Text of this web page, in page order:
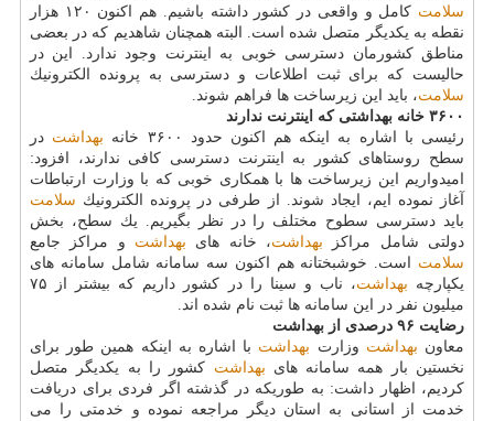
سلامت
كامل و واقعی در كشور داشته باشیم. هم اكنون ۱۲۰ هزار
نقطه به یكدیگر متصل شده است. البته همچنان شاهدیم كه در بعضی
مناطق كشورمان دسترسی خوبی به اینترنت وجود ندارد. این در
حالیست كه برای ثبت اطلاعات و دسترسی به پرونده الكترونیك
سلامت، باید این زیرساخت ها فراهم شوند.
۳۶۰۰ خانه بهداشتی كه اینترنت ندارند
رئیسی با اشاره به اینكه هم اكنون حدود ۳۶۰۰ خانه
بهداشت در
سطح روستاهای كشور به اینترنت دسترسی كافی ندارند، افزود:
امیدواریم این زیرساخت ها با همكاری خوبی كه با وزارت ارتباطات
آغاز نموده ایم، ایجاد شوند. از طرفی در پرونده الكترونیك سلامت
باید دسترسی سطوح مختلف را در نظر بگیریم. یك سطح، بخش
دولتی شامل مراكز بهداشت، خانه های بهداشت و مراكز جامع
سلامت است. خوشبختانه هم اكنون سه سامانه شامل سامانه های
یكپارچه بهداشت
، ناب و سینا را در كشور داریم كه بیشتر از ۷۵
میلیون نفر در این سامانه ها ثبت نام شده اند.
رضایت ۹۶ درصدی از بهداشت
معاون بهداشت وزارت بهداشت با اشاره به اینكه همین طور برای
نخستین بار همه سامانه های بهداشت كشور را به یكدیگر متصل
كردیم، اظهار داشت: به طوریكه در گذشته اگر فردی برای دریافت
خدمت از استانی به استان دیگر مراجعه نموده و خدمتی را می